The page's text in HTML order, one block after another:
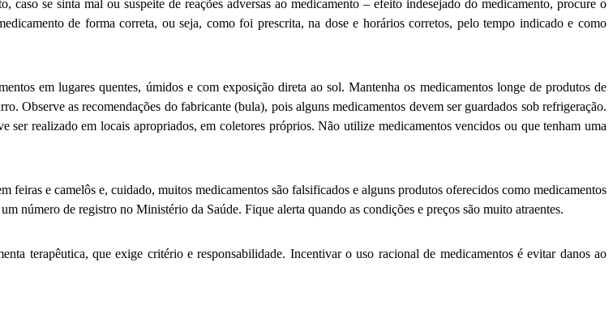
caso se sinta mal ou suspeite de reações adversas ao medicamento – efeito indesejado do medicamento, procure o
de forma correta, ou seja, como foi prescrita, na dose e horários corretos, pelo tempo indicado e como
em lugares quentes, úmidos e com exposição direta ao sol. Mantenha os medicamentos longe de produtos de
Observe as recomendações do fabricante (bula), pois alguns medicamentos devem ser guardados sob refrigeração.
ser realizado em locais apropriados, em coletores próprios. Não utilize medicamentos vencidos ou que tenham uma
feiras e camelôs e, cuidado, muitos medicamentos são falsificados e alguns produtos oferecidos como medicamentos
número de registro no Ministério da Saúde. Fique alerta quando as condições e preços são muito atraentes.
terapêutica, que exige critério e responsabilidade. Incentivar o uso racional de medicamentos é evitar danos ao